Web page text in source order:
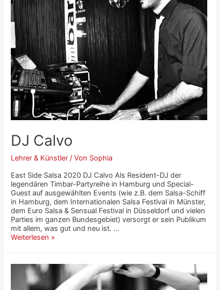
DJ Calvo
Lehrer & Künstler / Von Sophia
East Side Salsa 2020 DJ Calvo Als Resident-DJ der
legendären Timbar-Partyreihe in Hamburg und Special-
Guest auf ausgewählten Events (wie z.B. dem Salsa-Schiff
in Hamburg, dem Internationalen Salsa Festival in Münster,
dem Euro Salsa & Sensual Festival in Düsseldorf und vielen
Parties im ganzen Bundesgebiet) versorgt er sein Publikum
mit allem, was gut und neu ist. …
Weiterlesen »